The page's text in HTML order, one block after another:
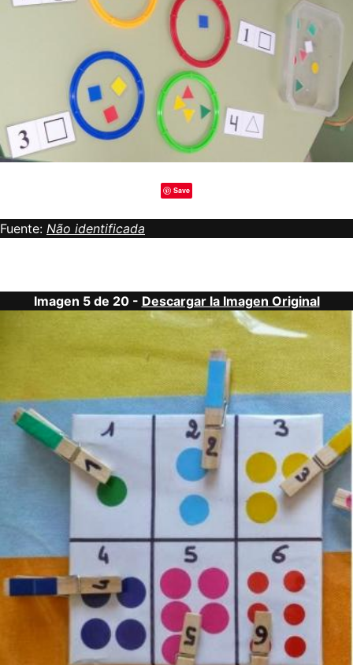
Save
Fuente: Não identificada
Imagen 5 de 20 - Descargar la Imagen Original